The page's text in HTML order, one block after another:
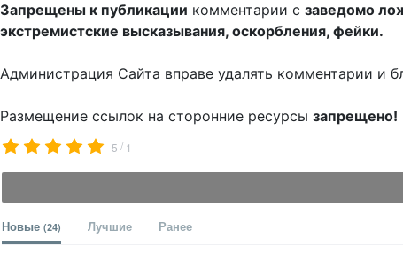
Запрещены к публикации комментарии с заведомо
экстремистские высказывания, оскорбления, фейки.
Администрация Сайта вправе удалять комментарии и
Размещение ссылок на сторонние ресурсы запрещено!
5 / 1
Новые (24) Лучшие Ранее